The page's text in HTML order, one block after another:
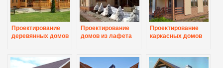
Проектирование
деревянных домов
Проектирование
домов из лафета
Проектирование
каркасных домов